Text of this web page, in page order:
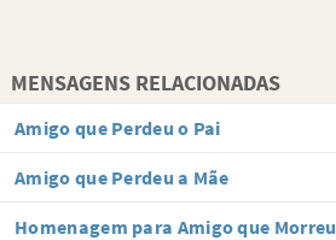
MENSAGENS RELACIONADAS
Amigo que Perdeu o Pai
Amigo que Perdeu a Mãe
Homenagem para Amigo que Morreu